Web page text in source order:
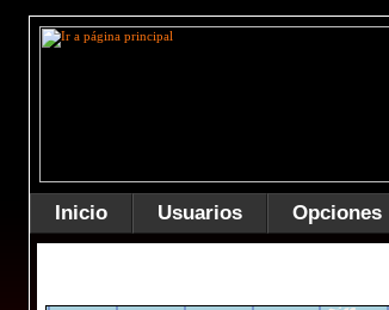
Inicio Usuarios Opciones
BR CR DR ER FR